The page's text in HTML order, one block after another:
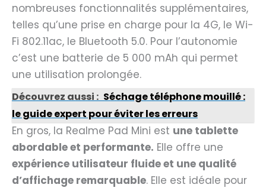
nombreuses fonctionnalités supplémentaires,
telles qu’une prise en charge pour la 4G, le Wi-
Fi 802.11ac, le Bluetooth 5.0. Pour l’autonomie
c’est une batterie de 5 000 mAh qui permet
une utilisation prolongée.
Découvrez aussi : Séchage téléphone mouillé :
le guide expert pour éviter les erreurs
En gros, la Realme Pad Mini est une tablette
abordable et performante. Elle offre une
expérience utilisateur fluide et une qualité
d’affichage remarquable. Elle est idéale pour